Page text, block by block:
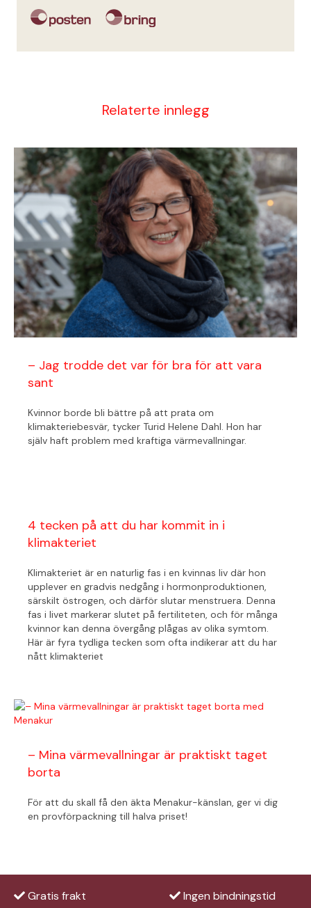
Relaterte innlegg
– Jag trodde det var för bra för att vara
sant
Kvinnor borde bli bättre på att prata om
klimakteriebesvär, tycker Turid Helene Dahl. Hon har
själv haft problem med kraftiga värmevallningar.
4 tecken på att du har kommit in i
klimakteriet
Klimakteriet är en naturlig fas i en kvinnas liv där hon
upplever en gradvis nedgång i hormonproduktionen,
särskilt östrogen, och därför slutar menstruera. Denna
fas i livet markerar slutet på fertiliteten, och för många
kvinnor kan denna övergång plågas av olika symtom.
Här är fyra tydliga tecken som ofta indikerar att du har
nått klimakteriet
– Mina värmevallningar är praktiskt taget
borta
För att du skall få den äkta Menakur-känslan, ger vi dig
en provförpackning till halva priset!
Gratis frakt Ingen bindningstid